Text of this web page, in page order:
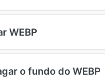
WEBP
o fundo do WEBP